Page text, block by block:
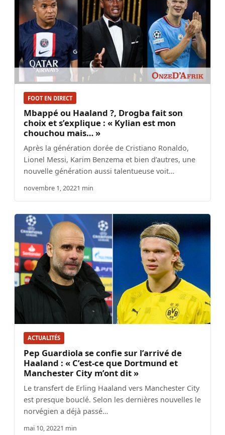
FOOT EN DIRECT
Mbappé ou Haaland ?, Drogba fait son
choix et s’explique : « Kylian est mon
chouchou mais… »
Après la génération dorée de Cristiano Ronaldo,
Lionel Messi, Karim Benzema et bien d’autres, une
nouvelle génération aussi talentueuse voit…
novembre 1, 20221 min
ACTUALITÉS
Pep Guardiola se confie sur l’arrivé de
Haaland : « C’est-ce que Dortmund et
Manchester City m’ont dit »
Le transfert de Erling Haaland vers Manchester City
est presque bouclé. Selon les dernières nouvelles le
norvégien a déjà passé…
mai 10, 20221 min